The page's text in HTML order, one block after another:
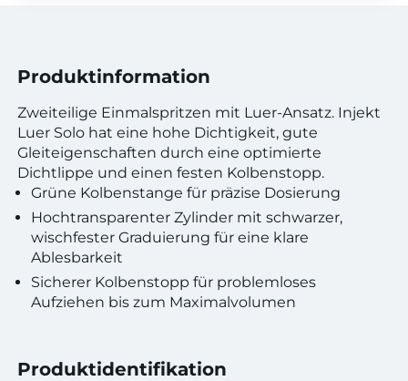
Produktinformation
Zweiteilige Einmalspritzen mit Luer-Ansatz. Injekt
Luer Solo hat eine hohe Dichtigkeit, gute
Gleiteigenschaften durch eine optimierte
Dichtlippe und einen festen Kolbenstopp.
Grüne Kolbenstange für präzise Dosierung
Hochtransparenter Zylinder mit schwarzer,
wischfester Graduierung für eine klare
Ablesbarkeit
Sicherer Kolbenstopp für problemloses
Aufziehen bis zum Maximalvolumen
Produktidentifikation